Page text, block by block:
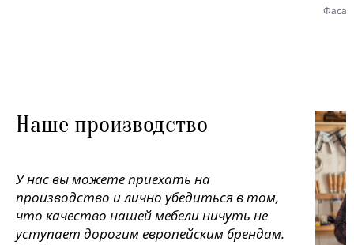
Наше производство
У нас вы можете приехать на
производство и лично убедиться в том,
что качество нашей мебели ничуть не
уступает дорогим европейским брендам.